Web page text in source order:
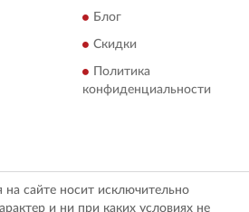
Блог
Скидки
Политика
конфиденциальности
сайте носит исключительно
и ни при каких условиях не